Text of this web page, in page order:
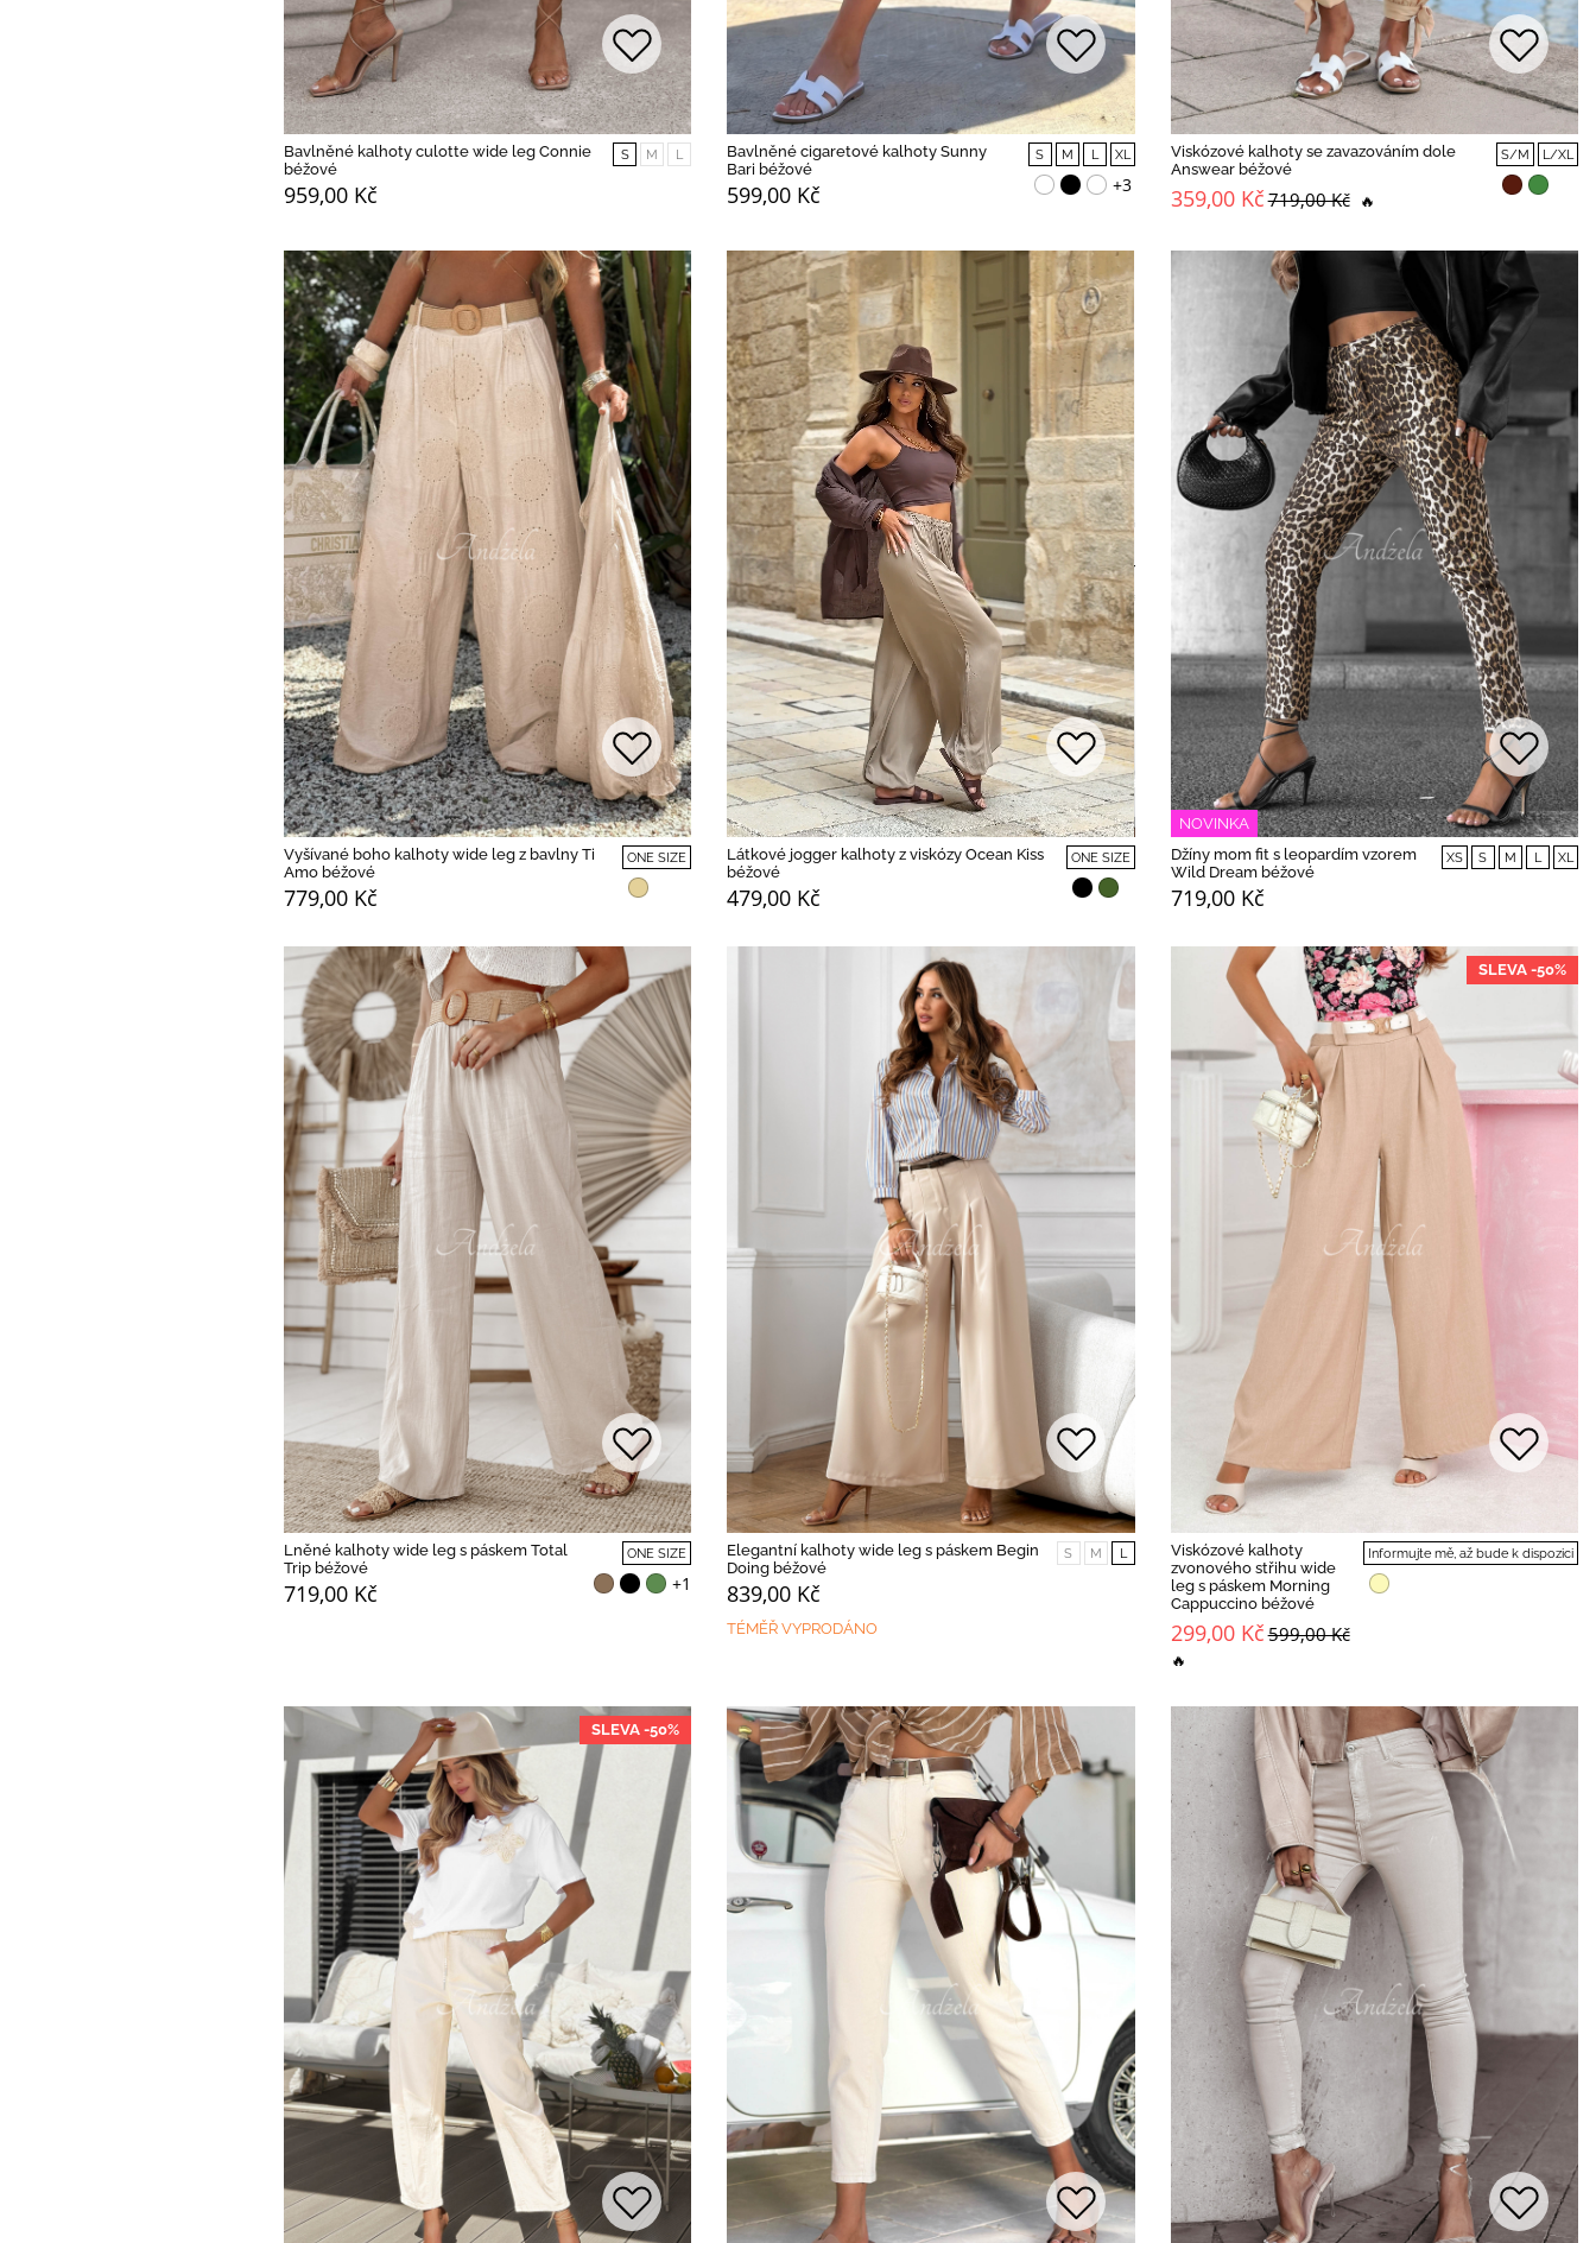
Bavlněné kalhoty culotte wide leg Connie
béžové
959,00 Kč
S M L
Bavlněné cigaretové kalhoty Sunny
Bari béžové
599,00 Kč
S M L XL
+3
Viskózové kalhoty se zavazováním dole
Answear béžové
359,00 Kč719,00 Kč 🔥
S/M L/XL
Vyšívané boho kalhoty wide leg z bavlny Ti
Amo béžové
779,00 Kč
ONE SIZE
Látkové jogger kalhoty z viskózy Ocean Kiss
béžové
479,00 Kč
ONE SIZE
NOVINKA
Džíny mom fit s leopardím vzorem
Wild Dream béžové
719,00 Kč
XS S M L XL
Lněné kalhoty wide leg s páskem Total
Trip béžové
719,00 Kč
ONE SIZE
+1
Elegantní kalhoty wide leg s páskem Begin
Doing béžové
839,00 Kč
S M L
TÉMĚŘ VYPRODÁNO
SLEVA -50%
Viskózové kalhoty
zvonového střihu wide
leg s páskem Morning
Cappuccino béžové
299,00 Kč599,00 Kč
🔥
Informujte mě, až bude k dispozici
SLEVA -50%